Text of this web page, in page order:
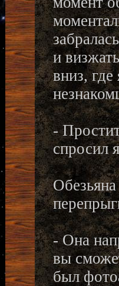
и
вниз,
-
спросил
- Она
вы
был